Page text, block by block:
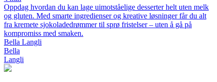
Oppdag hvordan du kan lage uimotståelige desserter helt uten melk
og gluten. Med smarte ingredienser og kreative løsninger får du alt
fra kremete sjokoladedrømmer til sprø fristelser – uten å gå på
kompromiss med smaken.
Bella Langli
Bella
Langli